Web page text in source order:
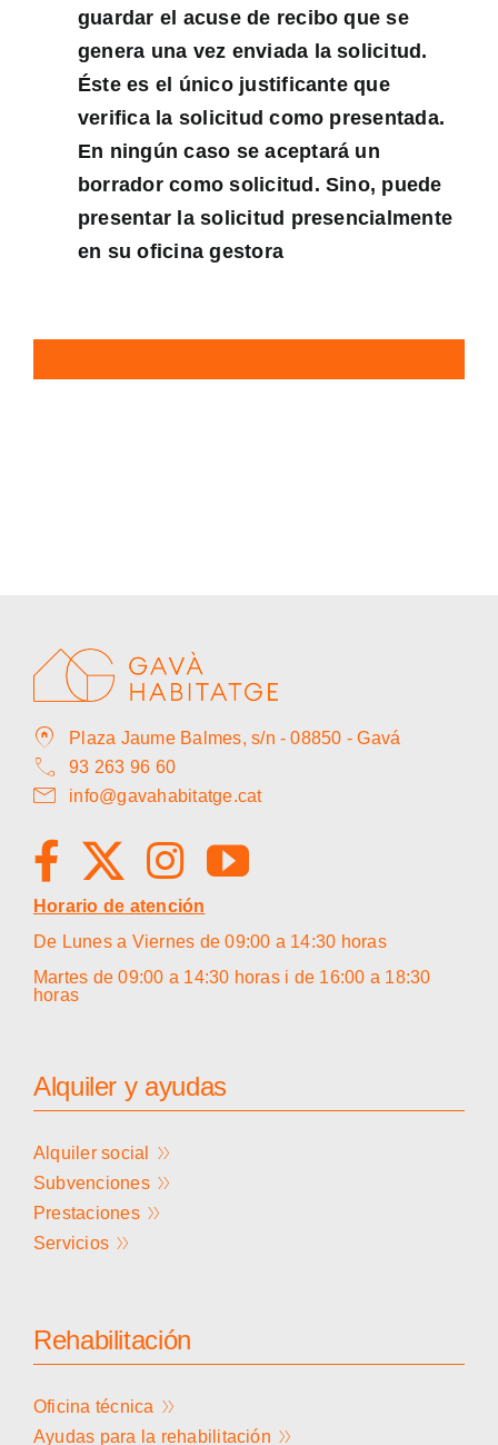
guardar el acuse de recibo que se
genera una vez enviada la solicitud.
Éste es el único justificante que
verifica la solicitud como presentada.
En ningún caso se aceptará un
borrador como solicitud. Sino, puede
presentar la solicitud presencialmente
en su oficina gestora
home_pin Plaza Jaume Balmes, s/n - 08850 - Gavá
call 93 263 96 60
mail info@gavahabitatge.cat
Horario de atención
De Lunes a Viernes de 09:00 a 14:30 horas
Martes de 09:00 a 14:30 horas i de 16:00 a 18:30
horas
Alquiler y ayudas
Alquiler social
Subvenciones
Prestaciones
Servicios
Rehabilitación
Oficina técnica
Ayudas para la rehabilitación